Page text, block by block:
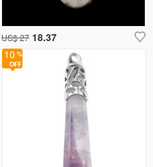
10
US$ 27 18.37